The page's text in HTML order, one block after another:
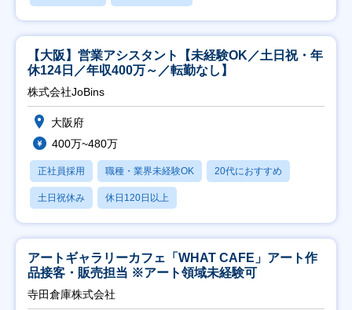
【大阪】営業アシスタント【未経験OK／土日祝・年
休124日／年収400万～／転勤なし】
株式会社JoBins
大阪府
400万~480万
正社員採用 職種・業界未経験OK 20代におすすめ
土日祝休み 休日120日以上
アートギャラリーカフェ「WHAT CAFE」アート作
品接客・販売担当 ※アート領域未経験可
寺田倉庫株式会社